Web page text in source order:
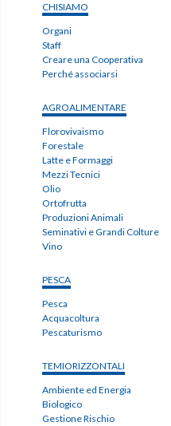
CHISIAMO
Organi
Staff
Creare una Cooperativa
Perché associarsi
AGROALIMENTARE
Florovivaismo
Forestale
Latte e Formaggi
Mezzi Tecnici
Olio
Ortofrutta
Produzioni Animali
Seminativi e Grandi Colture
Vino
PESCA
Pesca
Acquacoltura
Pescaturismo
TEMIORIZZONTALI
Ambiente ed Energia
Biologico
Gestione Rischio